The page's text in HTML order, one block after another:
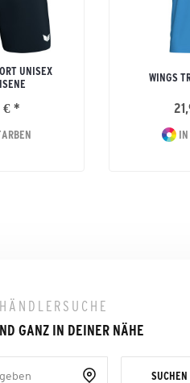
UNISEX
€ *
WINGS
HÄNDLERSUCHE
GANZ IN DEINER NÄHE
SUCHEN